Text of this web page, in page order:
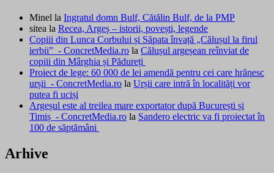
Minel la Ingratul domn Bulf, Cătălin Bulf, de la PMP
sitea la Recea, Argeș – istorii, povești, legende
Copiii din Lunca Corbului și Săpata învață „Călușul la firul
ierbii” - ConcretMedia.ro la Călușul argeșean reînviat de
copiii din Mârghia și Pădureți
Proiect de lege: 60 000 de lei amendă pentru cei care hrănesc
urșii - ConcretMedia.ro la Urșii care intră în localități vor
putea fi uciși
Argeșul este al treilea mare exportator după București și
Timiș - ConcretMedia.ro la Sandero electric va fi proiectat în
100 de săptămâni
Arhive